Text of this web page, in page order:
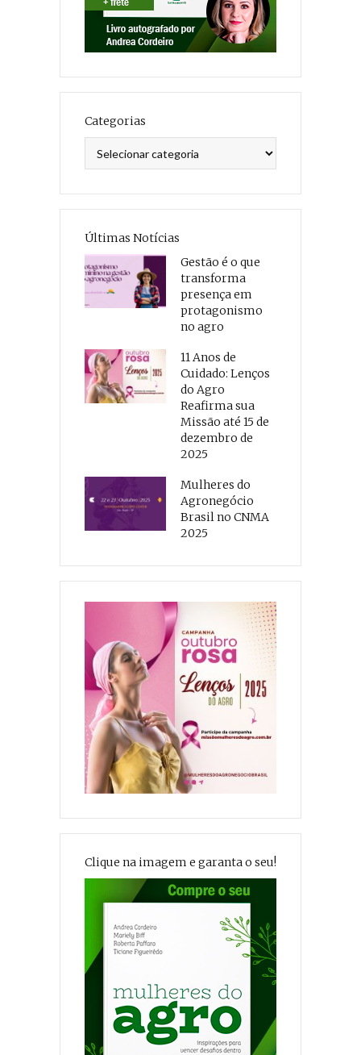
Categorias
Últimas Notícias
Gestão é o que
transforma
presença em
protagonismo
no agro
11 Anos de
Cuidado: Lenços
do Agro
Reafirma sua
Missão até 15 de
dezembro de
2025
Mulheres do
Agronegócio
Brasil no CNMA
2025
Clique na imagem e garanta o seu!